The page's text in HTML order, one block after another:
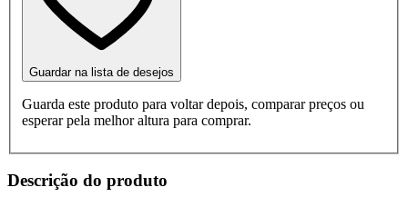
Guardar na lista de desejos
Guarda este produto para voltar depois, comparar preços ou
esperar pela melhor altura para comprar.
Descrição do produto